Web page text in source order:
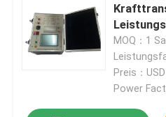
MOQ：1
Preis：
Power